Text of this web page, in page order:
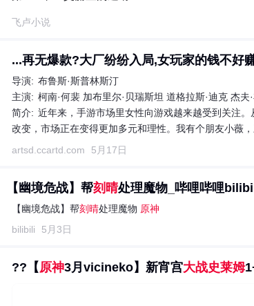
飞卢小说
...再无爆款?大厂纷纷入局,女玩家的钱不好
导演: 布鲁斯·斯普林斯汀
主演: 柯南·何裴 加布里尔·贝瑞斯坦 道格拉斯·迪克 杰夫
简介: 近年来，手游市场里女性向游戏越来越受到关注
改变，市场正在变得更加多元和理性。我有个朋友小薇
下生活压力的游戏。前段时间她试玩了几款新出的女
artsd.ccartd.com 5月17日
【幽境危战】帮刻晴处理魔物_哔哩哔哩
【幽境危战】帮刻晴处理魔物 原神
bilibili
5月3日
??【 原神3月vicineko】新宵宫大战史莱姆